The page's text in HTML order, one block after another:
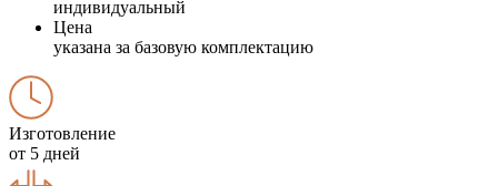
индивидуальный
Цена
указана за базовую комплектацию
Изготовление
от 5 дней